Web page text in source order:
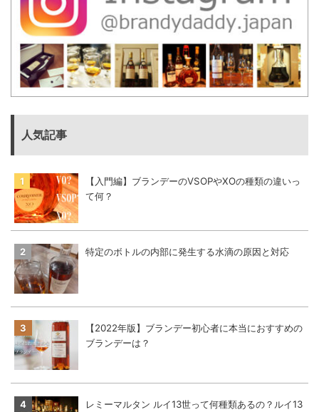
人気記事
【入門編】ブランデーのVSOPやXOの種類の違いっ
て何？
特定のボトルの内部に発生する水滴の原因と対応
【2022年版】ブランデー初心者に本当におすすめの
ブランデーは？
レミーマルタン ルイ13世って何種類あるの？ルイ13